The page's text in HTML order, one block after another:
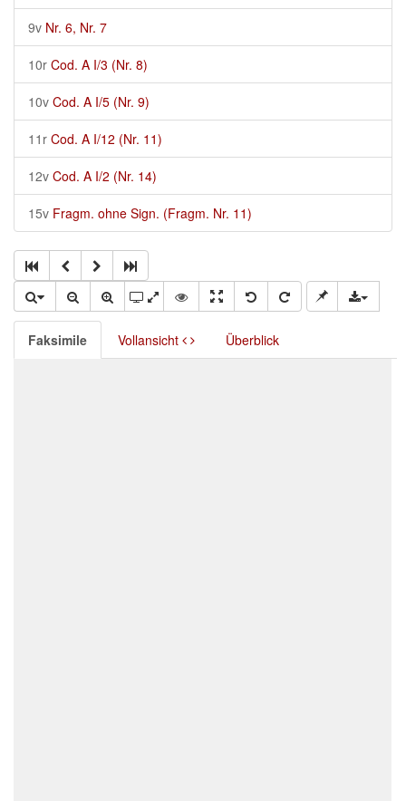
9v Nr. 6, Nr. 7
10r Cod. A I/3 (Nr. 8)
10v Cod. A I/5 (Nr. 9)
11r Cod. A I/12 (Nr. 11)
12v Cod. A I/2 (Nr. 14)
15v Fragm. ohne Sign. (Fragm. Nr. 11)
Faksimile Vollansicht Überblick